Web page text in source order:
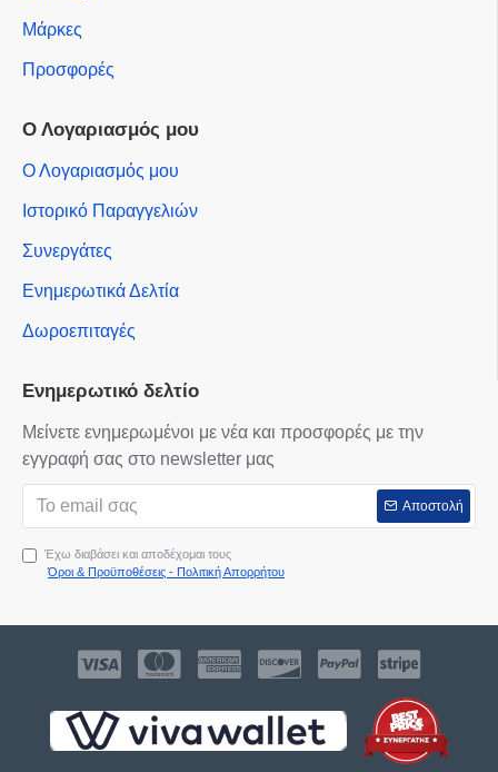
Μάρκες
Προσφορές
Ο Λογαριασμός μου
Ο Λογαριασμός μου
Ιστορικό Παραγγελιών
Συνεργάτες
Ενημερωτικά Δελτία
Δωροεπιταγές
Ενημερωτικό δελτίο
Μείνετε ενημερωμένοι με νέα και προσφορές με την
εγγραφή σας στο newsletter μας
Αποστολή
Έχω διαβάσει και αποδέχομαι τους
Όροι & Προϋποθέσεις - Πολιτική Απορρήτου